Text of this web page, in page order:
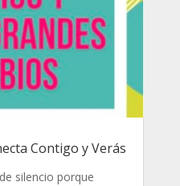
Contigo y Verás
silencio porque